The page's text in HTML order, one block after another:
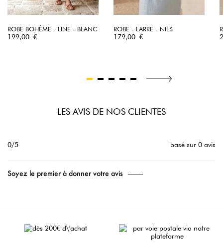
ROBE BOHÈME - LINE - BLANC
Prix
199,00 €
ROBE - LARRE - NILS
Prix
179,00 €
LES AVIS DE NOS CLIENTES
0/5 basé sur 0 avis
Soyez le premier à donner votre avis